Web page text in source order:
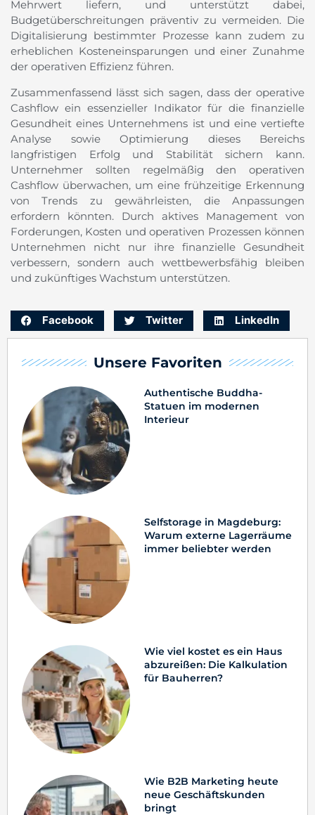
Unsere Favoriten
Authentische Buddha-
Statuen im modernen
Interieur
Selfstorage in Magdeburg:
Warum externe Lagerräume
immer beliebter werden
Wie viel kostet es ein Haus
abzureißen: Die Kalkulation
für Bauherren?
Wie B2B Marketing heute
neue Geschäftskunden
bringt
Mehrwert liefern, und unterstützt dabei,
Budgetüberschreitungen präventiv zu vermeiden. Die
Digitalisierung bestimmter Prozesse kann zudem zu
erheblichen Kosteneinsparungen und einer Zunahme
der operativen Effizienz führen.
Zusammenfassend lässt sich sagen, dass der operative
Cashflow ein essenzieller Indikator für die finanzielle
Gesundheit eines Unternehmens ist und eine vertiefte
Analyse sowie Optimierung dieses Bereichs
langfristigen Erfolg und Stabilität sichern kann.
Unternehmer sollten regelmäßig den operativen
Cashflow überwachen, um eine frühzeitige Erkennung
von Trends zu gewährleisten, die Anpassungen
erfordern könnten. Durch aktives Management von
Forderungen, Kosten und operativen Prozessen können
Unternehmen nicht nur ihre finanzielle Gesundheit
verbessern, sondern auch wettbewerbsfähig bleiben
und zukünftiges Wachstum unterstützen.
Facebook Twitter LinkedIn